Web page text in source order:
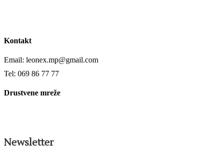
Kontakt
Email: leonex.mp@gmail.com
Tel: 069 86 77 77
Drustvene mreže
Newsletter